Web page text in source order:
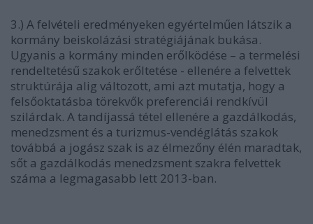
3.) A felvételi eredményeken egyértelműen látszik a
kormány beiskolázási stratégiájának bukása.
Ugyanis a kormány minden erőlködése – a termelési
rendeltetésű szakok erőltetése - ellenére a felvettek
struktúrája alig változott, ami azt mutatja, hogy a
felsőoktatásba törekvők preferenciái rendkívül
szilárdak. A tandíjassá tétel ellenére a gazdálkodás,
menedzsment és a turizmus-vendéglátás szakok
továbbá a jogász szak is az élmezőny élén maradtak,
sőt a gazdálkodás menedzsment szakra felvettek
száma a legmagasabb lett 2013-ban.